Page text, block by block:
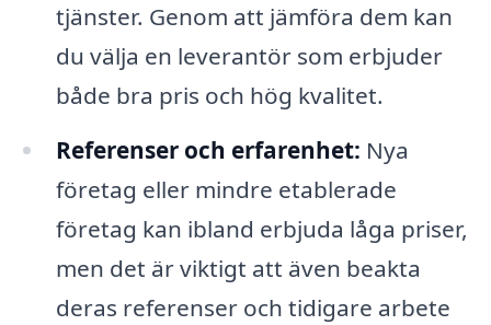
tjänster. Genom att jämföra dem kan
du välja en leverantör som erbjuder
både bra pris och hög kvalitet.
Referenser och erfarenhet: Nya
företag eller mindre etablerade
företag kan ibland erbjuda låga priser,
men det är viktigt att även beakta
deras referenser och tidigare arbete